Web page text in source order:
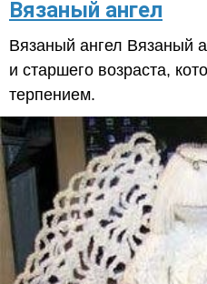
Вязаный ангел
Вязаный ангел Вязаный
и старшего возраста,
терпением.